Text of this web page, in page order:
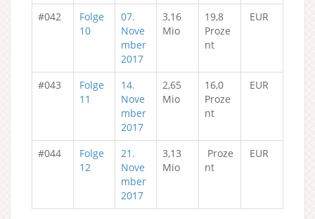
#042
Folge
10
07.
Nove
mber
2017
3,16
Mio
19,8
Proze
nt
EUR
#043
Folge
11
14.
Nove
mber
2017
2,65
Mio
16,0
Proze
nt
EUR
#044
Folge
12
21.
Nove
mber
2017
3,13
Mio
Proze
nt
EUR